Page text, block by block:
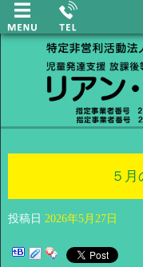
５
投稿日 2026年5月27日